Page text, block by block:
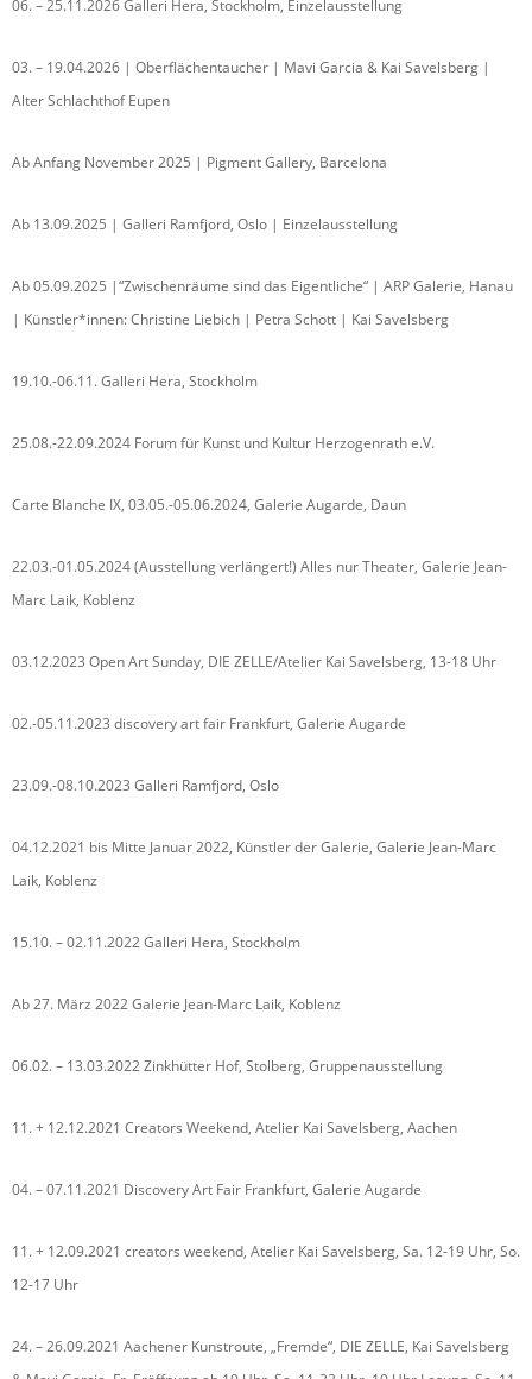
06. – 25.11.2026 Galleri Hera, Stockholm, Einzelausstellung
03. – 19.04.2026 | Oberflächentaucher | Mavi Garcia & Kai Savelsberg |
Alter Schlachthof Eupen
Ab Anfang November 2025 | Pigment Gallery, Barcelona
Ab 13.09.2025 | Galleri Ramfjord, Oslo | Einzelausstellung
Ab 05.09.2025 |“Zwischenräume sind das Eigentliche“ | ARP Galerie, Hanau
| Künstler*innen: Christine Liebich | Petra Schott | Kai Savelsberg
19.10.-06.11. Galleri Hera, Stockholm
25.08.-22.09.2024 Forum für Kunst und Kultur Herzogenrath e.V.
Carte Blanche IX, 03.05.-05.06.2024, Galerie Augarde, Daun
22.03.-01.05.2024 (Ausstellung verlängert!) Alles nur Theater, Galerie Jean-
Marc Laik, Koblenz
03.12.2023 Open Art Sunday, DIE ZELLE/Atelier Kai Savelsberg, 13-18 Uhr
02.-05.11.2023 discovery art fair Frankfurt, Galerie Augarde
23.09.-08.10.2023 Galleri Ramfjord, Oslo
04.12.2021 bis Mitte Januar 2022, Künstler der Galerie, Galerie Jean-Marc
Laik, Koblenz
15.10. – 02.11.2022 Galleri Hera, Stockholm
Ab 27. März 2022 Galerie Jean-Marc Laik, Koblenz
06.02. – 13.03.2022 Zinkhütter Hof, Stolberg, Gruppenausstellung
11. + 12.12.2021 Creators Weekend, Atelier Kai Savelsberg, Aachen
04. – 07.11.2021 Discovery Art Fair Frankfurt, Galerie Augarde
11. + 12.09.2021 creators weekend, Atelier Kai Savelsberg, Sa. 12-19 Uhr, So.
12-17 Uhr
24. – 26.09.2021 Aachener Kunstroute, „Fremde“, DIE ZELLE, Kai Savelsberg